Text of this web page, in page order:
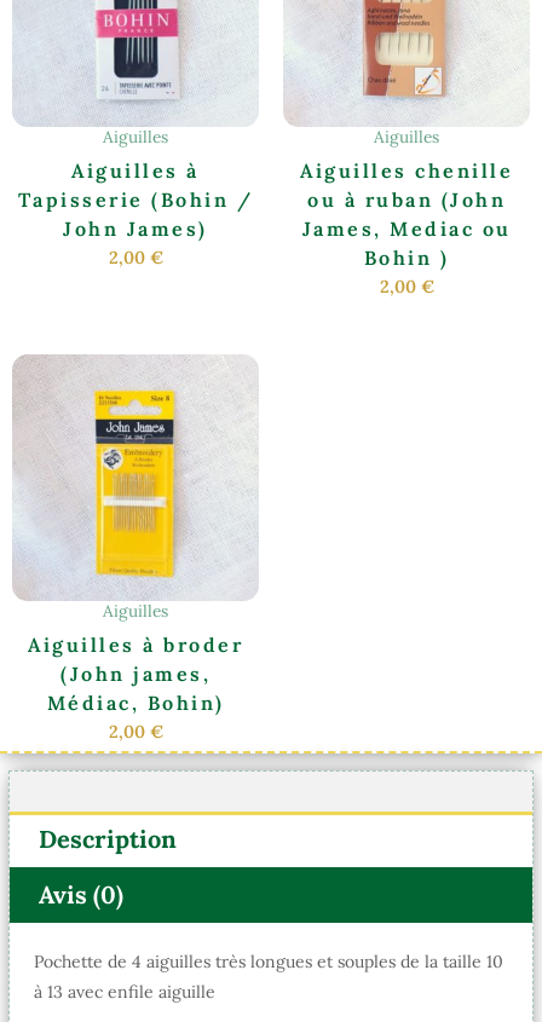
Aiguilles
Aiguilles à
Tapisserie (Bohin /
John James)
2,00 €
variations.
Les
options
peuvent
être
choisies
sur
la
page
Aiguilles
Aiguilles chenille
ou à ruban (John
James, Mediac ou
Bohin )
2,00 €
Aiguilles
Aiguilles à broder
(John james,
Médiac, Bohin)
2,00 €
Ce
produit
a
plusieurs
variations.
Les
options
peuvent
être
choisies
sur
la
page
du
Description
Avis (0)
Pochette de 4 aiguilles très longues et souples de la taille 10
à 13 avec enfile aiguille